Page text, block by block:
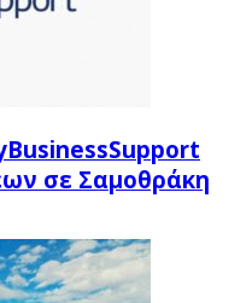
σε Σαμοθράκη